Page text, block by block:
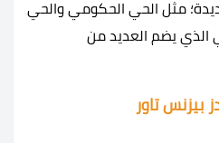
مثل الحي الحكومي والحي
الذي يضم العديد من
بيزنس تاور